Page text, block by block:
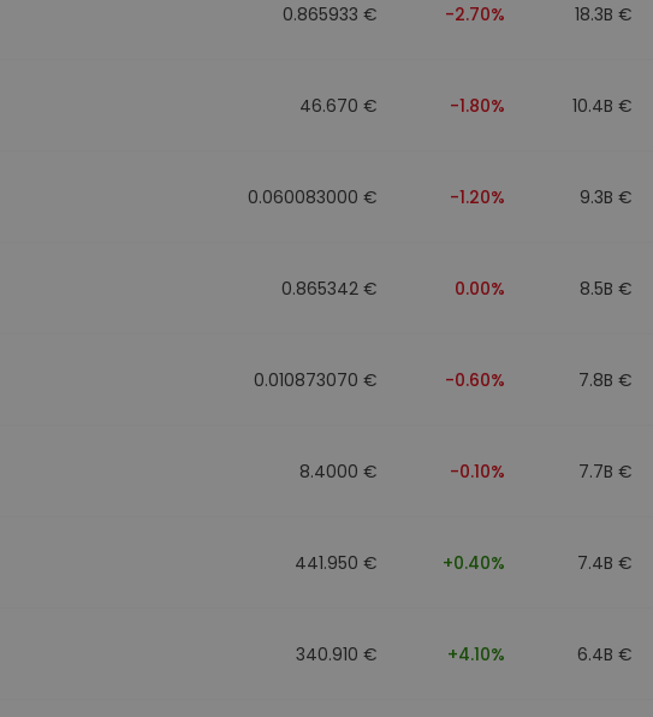
0.865933 € -2.70% 18.3B €
46.670 € -1.80% 10.4B €
0.060083000 € -1.20% 9.3B €
0.865342 € 0.00% 8.5B €
0.010873070 € -0.60% 7.8B €
8.4000 € -0.10% 7.7B €
441.950 € +0.40% 7.4B €
340.910 € +4.10% 6.4B €